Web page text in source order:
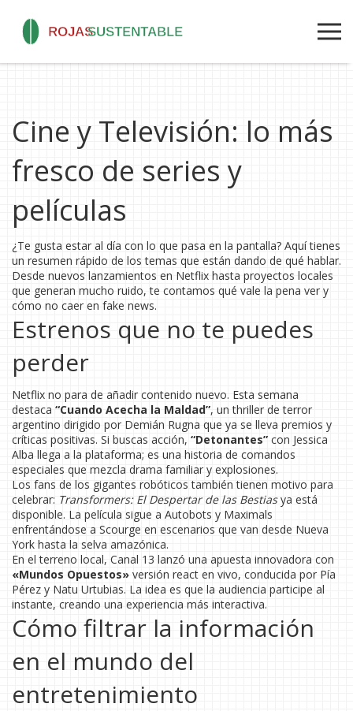
Cine y Televisión: lo más
fresco de series y
películas
¿Te gusta estar al día con lo que pasa en la pantalla? Aquí tienes
un resumen rápido de los temas que están dando de qué hablar.
Desde nuevos lanzamientos en Netflix hasta proyectos locales
que generan mucho ruido, te contamos qué vale la pena ver y
cómo no caer en fake news.
Estrenos que no te puedes
perder
Netflix no para de añadir contenido nuevo. Esta semana
destaca “Cuando Acecha la Maldad”, un thriller de terror
argentino dirigido por Demián Rugna que ya se lleva premios y
críticas positivas. Si buscas acción, “Detonantes” con Jessica
Alba llega a la plataforma; es una historia de comandos
especiales que mezcla drama familiar y explosiones.
Los fans de los gigantes robóticos también tienen motivo para
celebrar: Transformers: El Despertar de las Bestiasya está
disponible. La película sigue a Autobots y Maximals
enfrentándose a Scourge en escenarios que van desde Nueva
York hasta la selva amazónica.
En el terreno local, Canal 13 lanzó una apuesta innovadora con
«Mundos Opuestos» versión react en vivo, conducida por Pía
Pérez y Natu Urtubias. La idea es que la audiencia participe al
instante, creando una experiencia más interactiva.
Cómo filtrar la información
en el mundo del
entretenimiento